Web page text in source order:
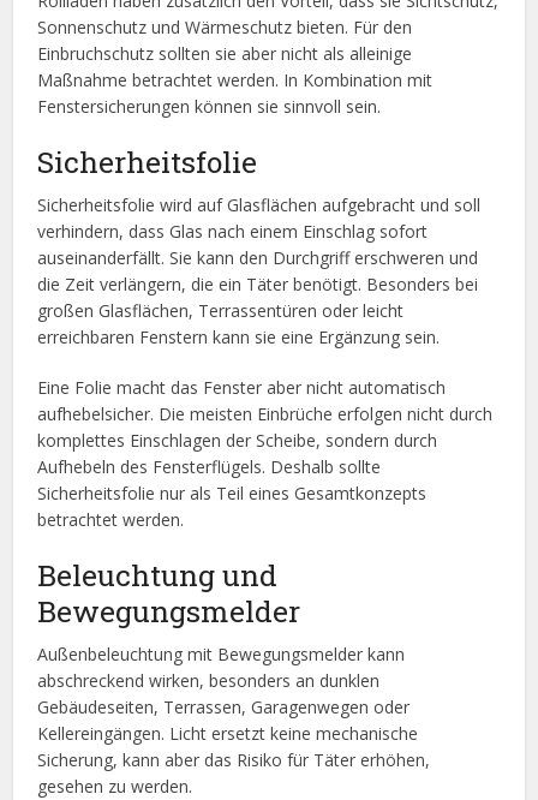
Sonnenschutz und Wärmeschutz bieten. Für den
Einbruchschutz sollten sie aber nicht als alleinige
Maßnahme betrachtet werden. In Kombination mit
Fenstersicherungen können sie sinnvoll sein.
Sicherheitsfolie
Sicherheitsfolie wird auf Glasflächen aufgebracht und soll
verhindern, dass Glas nach einem Einschlag sofort
auseinanderfällt. Sie kann den Durchgriff erschweren und
die Zeit verlängern, die ein Täter benötigt. Besonders bei
großen Glasflächen, Terrassentüren oder leicht
erreichbaren Fenstern kann sie eine Ergänzung sein.
Eine Folie macht das Fenster aber nicht automatisch
aufhebelsicher. Die meisten Einbrüche erfolgen nicht durch
komplettes Einschlagen der Scheibe, sondern durch
Aufhebeln des Fensterflügels. Deshalb sollte
Sicherheitsfolie nur als Teil eines Gesamtkonzepts
betrachtet werden.
Beleuchtung und
Bewegungsmelder
Außenbeleuchtung mit Bewegungsmelder kann
abschreckend wirken, besonders an dunklen
Gebäudeseiten, Terrassen, Garagenwegen oder
Kellereingängen. Licht ersetzt keine mechanische
Sicherung, kann aber das Risiko für Täter erhöhen,
gesehen zu werden.